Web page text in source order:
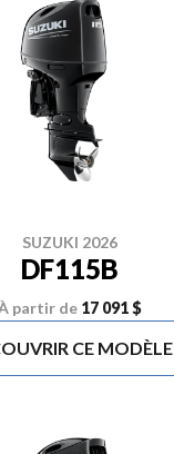
SUZUKI 2026
DF115B
partir de 17 091 $
CE MODÈLE